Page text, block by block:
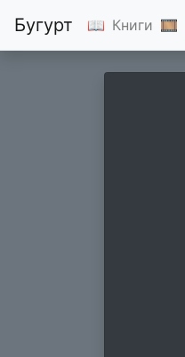
Бугурт 📖 Книги 🎞